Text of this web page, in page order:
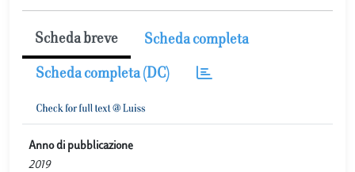
Scheda breve Scheda completa
Scheda completa (DC)
Anno di pubblicazione
2019